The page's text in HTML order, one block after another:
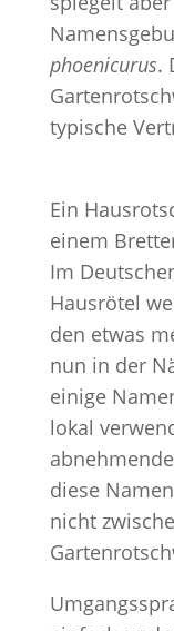
phoenicurus.
typische
Ein
einem
Im
Hausrötel
den etwas
nun in der
einige
lokal
diese
nicht